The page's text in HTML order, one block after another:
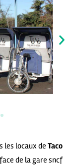
les locaux de Taco
de la gare sncf